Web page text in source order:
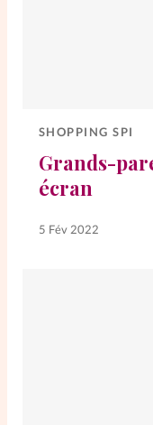
SHOPPING SPI
Grands-
écran
5 Fév 2022